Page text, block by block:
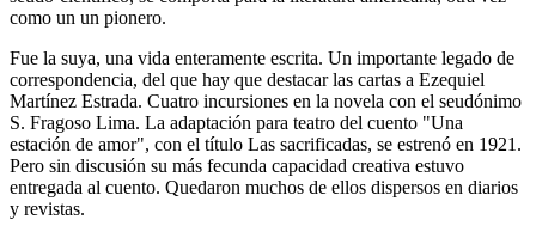
como un un pionero.
Fue la suya, una vida enteramente escrita. Un importante legado de
correspondencia, del que hay que destacar las cartas a Ezequiel
Martínez Estrada. Cuatro incursiones en la novela con el seudónimo
S. Fragoso Lima. La adaptación para teatro del cuento "Una
estación de amor", con el título Las sacrificadas, se estrenó en 1921.
Pero sin discusión su más fecunda capacidad creativa estuvo
entregada al cuento. Quedaron muchos de ellos dispersos en diarios
y revistas.